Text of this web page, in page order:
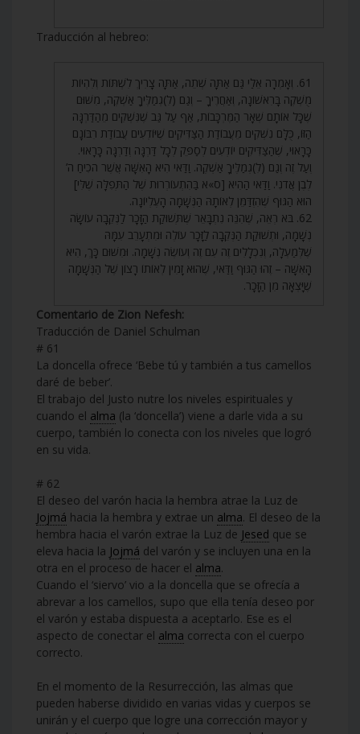
Traducción al hebreo:
61. וְאָמְרָה אֵלַי גַּם אַתָּה שְׁתֵה, אַתָּה צָרִיךְ לִשְׁתּוֹת וְלִהְיוֹת
מֻשְׁקֶה בָּרִאשׁוֹנָה, וְאַחֲרֶיךָ – וְגַם (לִ)גְמַלֶּיךָ אַשְׁקֶה, מִשּׁוּם
שֶׁכָּל אוֹתָם שְׁאָר הַמֶּרְכָּבוֹת, אַף עַל גַּב שֶׁנִּשְׁקִים מֵהַדַּרְגָּה
הַזּוֹ, כֻּלָּם נִשְׁקִים מֵעֲבוֹדַת הַצַּדִּיקִים שֶׁיּוֹדְעִים עֲבוֹדַת רִבּוֹנָם
כָּרָאוּי, שֶׁהַצַּדִּיקִים יוֹדְעִים לְסַפֵּק לְכָל דַּרְגָּה וְדַרְגָּה כָּרָאוּי.
וְעַל זֶה וְגַם (לִ)גְמַלֶּיךָ אַשְׁקֶה. וַדַּאי הִיא הָאִשָּׁה אֲשֶׁר הֹכִיחַ ה’
לְבֶן אֲדֹנִי. וַדַּאי הַהִיא [ס»א בַּהִתְעוֹרְרוּת שֶׁל הַתְּפִלָּה שֶׁלִּי]
הוּא הַגּוּף שֶׁהִזְדַּמֵּן לְאוֹתָהּ הַנְּשָׁמָה הָעֶלְיוֹנָה.
62. בֹּא רְאֵה, שֶׁהִנֵּה נִתְבָּאֵר שֶׁתְּשׁוּקַת הַזָּכָר לַנְּקֵבָה עוֹשָׂה
נְשָׁמָה, וּתְשׁוּקַת הַנְּקֵבָה לַזָּכָר עוֹלֶה וּמִתְעָרֵב עִמָּהּ
שֶׁלְּמַעְלָה, וְנִכְלָלִים זֶה עִם זֶה וְעוֹשֶׂה נְשָׁמָה. וּמִשּׁוּם כָּךְ, הִיא
הָאִשָּׁה – זֶהוּ הַגּוּף וַדַּאי, שֶׁהוּא זָמִין לְאוֹתוֹ רָצוֹן שֶׁל הַנְּשָׁמָה
שֶׁיָּצְאָה מִן הַזָּכָר.
Comentario de Zion Nefesh:
Traducción de Daniel Schulman
# 61
La doncella ofrece ‘Bebe tú y también a tus camellos
daré de beber’.
El trabajo del Justo nutre los niveles espirituales y
cuando el alma (la ‘doncella’) viene a darle vida a su
cuerpo, también lo conecta con los niveles que logró
en su vida.
# 62
El deseo del varón hacia la hembra atrae la Luz de
Jojmá hacia la hembra y extrae un alma. El deseo de la
hembra hacia el varón extrae la Luz de Jesed que se
eleva hacia la Jojmá del varón y se incluyen una en la
otra en el proceso de hacer el alma.
Cuando el ‘siervo’ vio a la doncella que se ofrecía a
abrevar a los camellos, supo que ella tenía deseo por
el varón y estaba dispuesta a aceptarlo. Ese es el
aspecto de conectar el alma correcta con el cuerpo
correcto.
En el momento de la Resurrección, las almas que
pueden haberse dividido en varias vidas y cuerpos se
unirán y el cuerpo que logre una corrección mayor y